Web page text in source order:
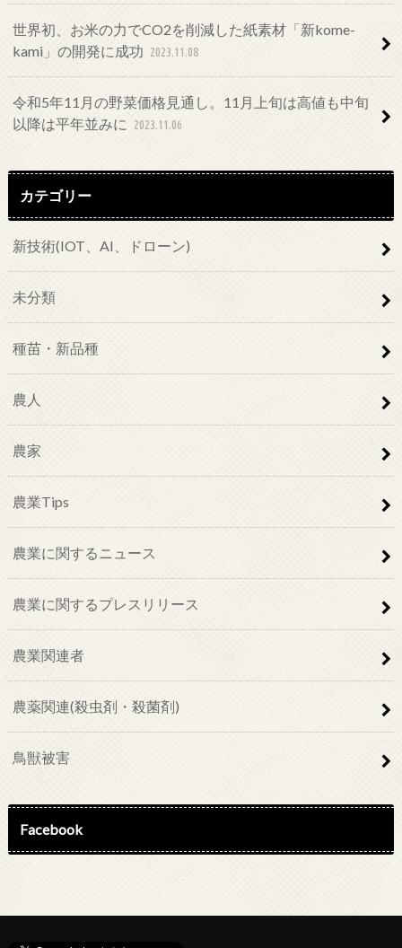
世界初、お米の力でCO2を削減した紙素材「新kome-
kami」の開発に成功 2023.11.08
令和5年11月の野菜価格見通し。11月上旬は高値も中旬
以降は平年並みに
2023.11.06
カテゴリー
新技術(IOT、AI、ドローン)
未分類
種苗・新品種
農人
農家
農業Tips
農業に関するニュース
農業に関するプレスリリース
農業関連者
農薬関連(殺虫剤・殺菌剤)
鳥獣被害
Facebook